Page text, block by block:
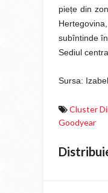
piețe din
subîntinde
Sediul
Sursa:
Cluster
Goodyear